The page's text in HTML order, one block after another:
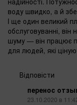
воду швидко, а й
І ще один великий
обслуговуванні,
шуму — він працює
для людей, які
Відповісти
перенос
23.10.2020 в